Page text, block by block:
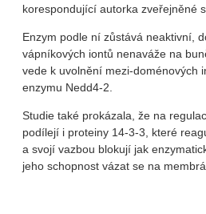
korespondující autorka zveřejněné
Enzym podle ní zůstává neaktivní,
vápníkových iontů nenaváže na
vede k uvolnění mezi-doménových
enzymu Nedd4-2.
Studie také prokázala, že na
podílejí i proteiny 14-3-3, které
a svojí vazbou blokují jak
jeho schopnost vázat se na